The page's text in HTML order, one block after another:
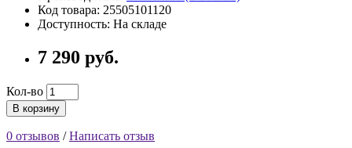
Код товара: 25505101120
Доступность: На складе
7 290 руб.
Кол-во
В корзину
0 отзывов /Написать отзыв